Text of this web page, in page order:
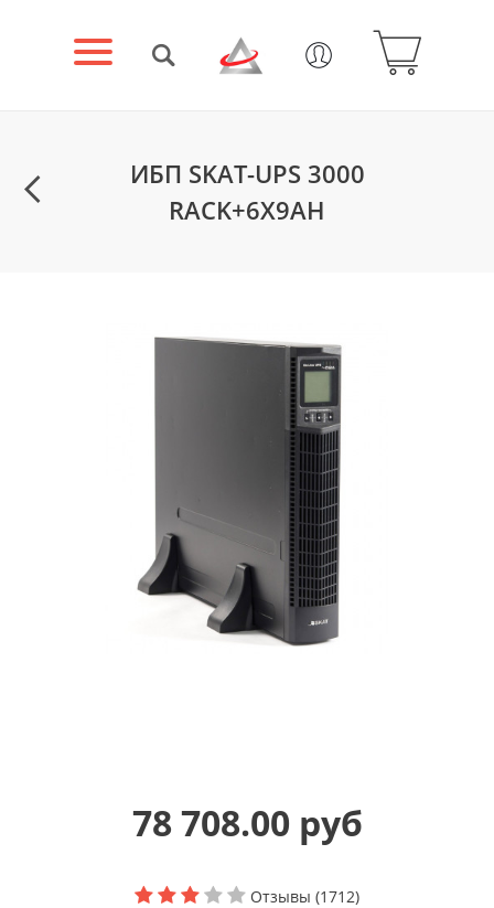
ИБП SKAT-UPS 3000
RACK+6X9AH
78 708.00 руб
Отзывы (1712)